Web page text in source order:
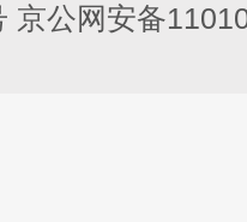
京公网安备